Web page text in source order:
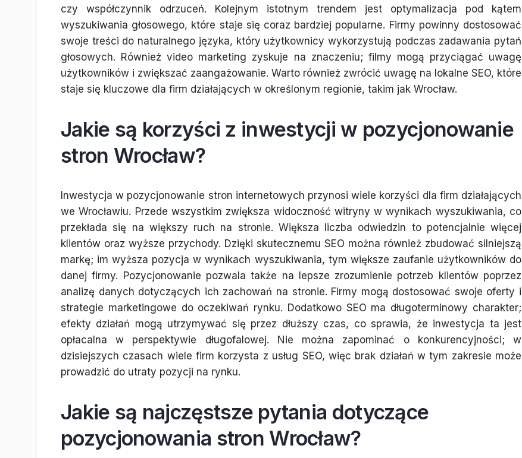
czy współczynnik odrzuceń. Kolejnym istotnym trendem jest optymalizacja pod kątem
wyszukiwania głosowego, które staje się coraz bardziej popularne. Firmy powinny dostosować
swoje treści do naturalnego języka, który użytkownicy wykorzystują podczas zadawania pytań
głosowych. Również video marketing zyskuje na znaczeniu; filmy mogą przyciągać uwagę
użytkowników i zwiększać zaangażowanie. Warto również zwrócić uwagę na lokalne SEO, które
staje się kluczowe dla firm działających w określonym regionie, takim jak Wrocław.
Jakie są korzyści z inwestycji w pozycjonowanie
stron Wrocław?
Inwestycja w pozycjonowanie stron internetowych przynosi wiele korzyści dla firm działających
we Wrocławiu. Przede wszystkim zwiększa widoczność witryny w wynikach wyszukiwania, co
przekłada się na większy ruch na stronie. Większa liczba odwiedzin to potencjalnie więcej
klientów oraz wyższe przychody. Dzięki skutecznemu SEO można również zbudować silniejszą
markę; im wyższa pozycja w wynikach wyszukiwania, tym większe zaufanie użytkowników do
danej firmy. Pozycjonowanie pozwala także na lepsze zrozumienie potrzeb klientów poprzez
analizę danych dotyczących ich zachowań na stronie. Firmy mogą dostosować swoje oferty i
strategie marketingowe do oczekiwań rynku. Dodatkowo SEO ma długoterminowy charakter;
efekty działań mogą utrzymywać się przez dłuższy czas, co sprawia, że inwestycja ta jest
opłacalna w perspektywie długofalowej. Nie można zapominać o konkurencyjności; w
dzisiejszych czasach wiele firm korzysta z usług SEO, więc brak działań w tym zakresie może
prowadzić do utraty pozycji na rynku.
Jakie są najczęstsze pytania dotyczące
pozycjonowania stron Wrocław?